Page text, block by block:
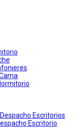
Escritorios
Escritorio